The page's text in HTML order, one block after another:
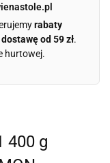
rabaty
od 59 zł.
hurtowej.
400 g